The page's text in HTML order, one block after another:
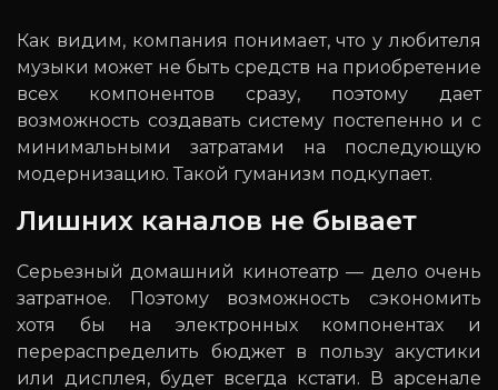
Как видим, компания понимает, что у любителя
музыки может не быть средств на приобретение
всех компонентов сразу, поэтому дает
возможность создавать систему постепенно и с
минимальными затратами на последующую
модернизацию. Такой гуманизм подкупает.
Лишних каналов не бывает
Серьезный домашний кинотеатр — дело очень
затратное. Поэтому возможность сэкономить
хотя бы на электронных компонентах и
перераспределить бюджет в пользу акустики
или дисплея, будет всегда кстати. В арсенале